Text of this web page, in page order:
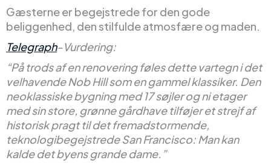
Gæsterne er begejstrede for den gode
beliggenhed, den stilfulde atmosfære og maden.
Telegraph-Vurdering:
“På trods af en renovering føles dette vartegn i det
velhavende Nob Hill som en gammel klassiker. Den
neoklassiske bygning med 17 søjler og ni etager
med sin store, grønne gårdhave tilføjer et strejf af
historisk pragt til det fremadstormende,
teknologibegejstrede San Francisco: Man kan
kalde det byens grande dame.”